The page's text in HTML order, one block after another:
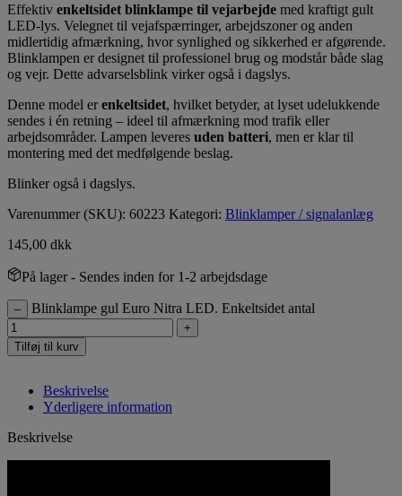
Effektiv enkeltsidet blinklampe til vejarbejde med kraftigt gult
LED-lys. Velegnet til vejafspærringer, arbejdszoner og anden
midlertidig afmærkning, hvor synlighed og sikkerhed er afgørende.
Blinklampen er designet til professionel brug og modstår både slag
og vejr. Dette advarselsblink virker også i dagslys.
Denne model er enkeltsidet, hvilket betyder, at lyset udelukkende
sendes i én retning – ideel til afmærkning mod trafik eller
arbejdsområder. Lampen leveres uden batteri, men er klar til
montering med det medfølgende beslag.
Blinker også i dagslys.
Varenummer (SKU): 60223 Kategori: Blinklamper / signalanlæg
145,00 dkk
På lager - Sendes inden for 1-2 arbejdsdage
– Blinklampe gul Euro Nitra LED. Enkeltsidet antal
+
Tilføj til kurv
Beskrivelse
Yderligere information
Beskrivelse